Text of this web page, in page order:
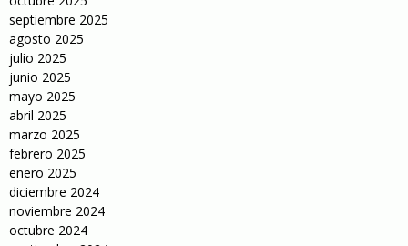
septiembre 2025
agosto 2025
julio 2025
junio 2025
mayo 2025
abril 2025
marzo 2025
febrero 2025
enero 2025
diciembre 2024
noviembre 2024
octubre 2024